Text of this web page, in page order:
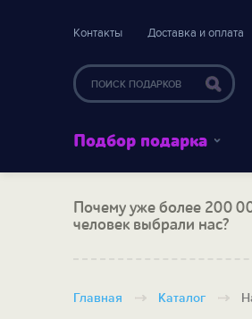
Контакты Доставка и оплата
Подбор подарка
Почему уже более 200
человек выбрали нас?
Главная Каталог